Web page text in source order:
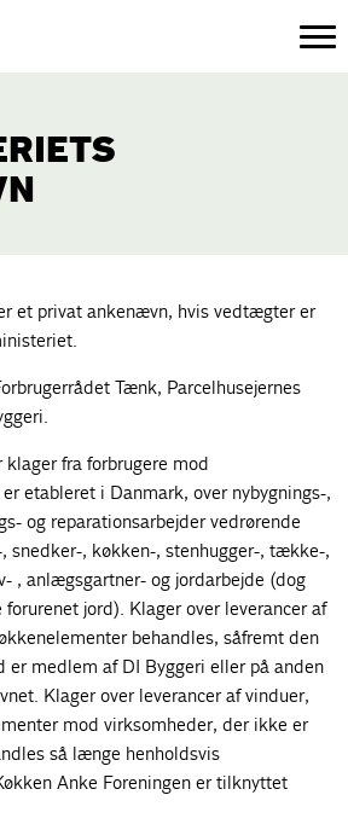
et privat ankenævn, hvis vedtægter er
Tænk, Parcelhusejernes
fra forbrugere mod
etableret i Danmark, over nybygnings-,
og reparationsarbejder vedrørende
snedker-, køkken-, stenhugger-, tække-,
, anlægsgartner- og jordarbejde (dog
jord). Klager over leverancer af
behandles, såfremt den
er medlem af DI Byggeri eller på anden
Klager over leverancer af vinduer,
mod virksomheder, der ikke er
så længe henholdsvis
Anke Foreningen er tilknyttet